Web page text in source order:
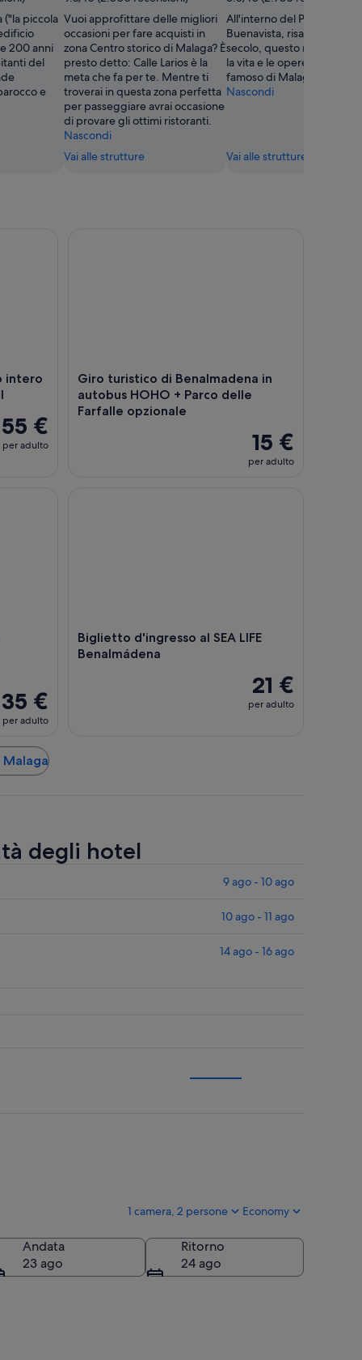
("la piccola
200 anni
del
e
Vuoi approfittare delle migliori
occasioni per fare acquisti in
zona Centro storico di Malaga? È
presto detto: Calle Larios è la
meta che fa per te. Mentre ti
troverai in questa zona perfetta
per passeggiare avrai occasione
di provare gli ottimi ristoranti.
Nascondi
Vai alle strutture
All'interno del Palacio de
Buenavista, risalente al XVI
secolo, questo museo
la vita e le opere
famoso di Malaga.
Nascondi
Vai alle strutture
intero
55 €
per adulto
Giro turistico di Benalmadena in
autobus HOHO + Parco delle
Farfalle opzionale
15 €
per adulto
35 €
per adulto
Biglietto d'ingresso al SEA LIFE
Benalmádena
21 €
per adulto
degli hotel
9 ago - 10 ago
10 ago - 11 ago
14 ago - 16 ago
1 camera, 2 persone Economy
Andata
23 ago
Ritorno
24 ago